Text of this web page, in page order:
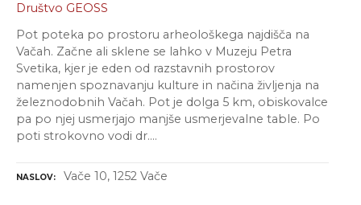
Društvo GEOSS
Pot poteka po prostoru arheološkega najdišča na
Vačah. Začne ali sklene se lahko v Muzeju Petra
Svetika, kjer je eden od razstavnih prostorov
namenjen spoznavanju kulture in načina življenja na
železnodobnih Vačah. Pot je dolga 5 km, obiskovalce
pa po njej usmerjajo manjše usmerjevalne table. Po
poti strokovno vodi dr….
NASLOV Vače 10, 1252 Vače